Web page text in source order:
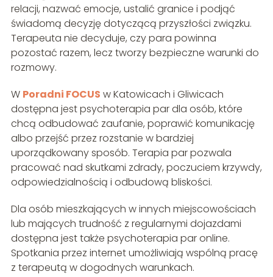
relacji, nazwać emocje, ustalić granice i podjąć
świadomą decyzję dotyczącą przyszłości związku.
Terapeuta nie decyduje, czy para powinna
pozostać razem, lecz tworzy bezpieczne warunki do
rozmowy.
W Poradni FOCUS w Katowicach i Gliwicach
dostępna jest psychoterapia par dla osób, które
chcą odbudować zaufanie, poprawić komunikację
albo przejść przez rozstanie w bardziej
uporządkowany sposób. Terapia par pozwala
pracować nad skutkami zdrady, poczuciem krzywdy,
odpowiedzialnością i odbudową bliskości.
Dla osób mieszkających w innych miejscowościach
lub mających trudność z regularnymi dojazdami
dostępna jest także psychoterapia par online.
Spotkania przez internet umożliwiają wspólną pracę
z terapeutą w dogodnych warunkach.